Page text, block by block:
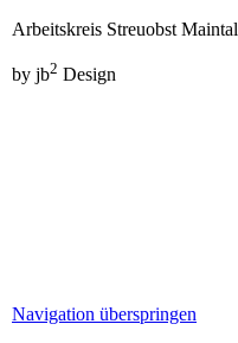
Arbeitskreis Streuobst Maintal
by jb2 Design
Navigation überspringen